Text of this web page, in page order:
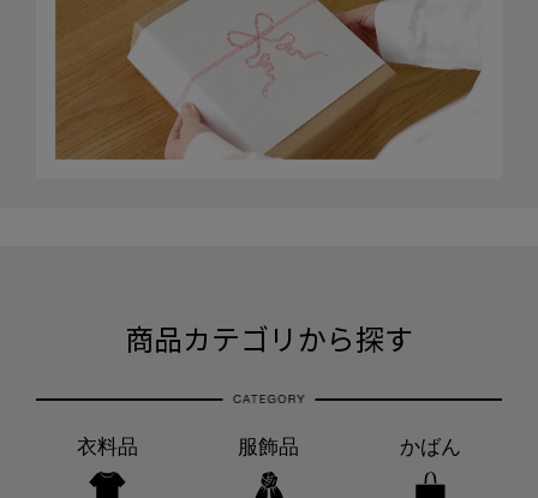
商品カテゴリから探す
衣料品 服飾品 かばん